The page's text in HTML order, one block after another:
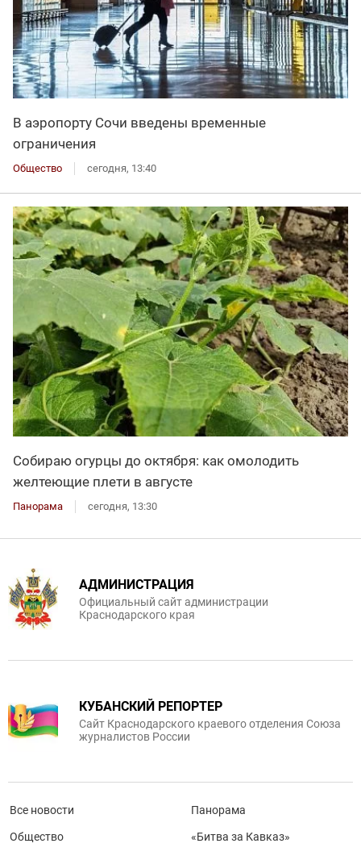
В аэропорту Сочи введены временные
ограничения
Общество сегодня, 13:40
Собираю огурцы до октября: как омолодить
желтеющие плети в августе
Панорама сегодня, 13:30
АДМИНИСТРАЦИЯ
Официальный сайт администрации
Краснодарского края
КУБАНСКИЙ РЕПОРТЕР
Сайт Краснодарского краевого отделения Союза
журналистов России
Все новости
Общество
Панорама
«Битва за Кавказ»